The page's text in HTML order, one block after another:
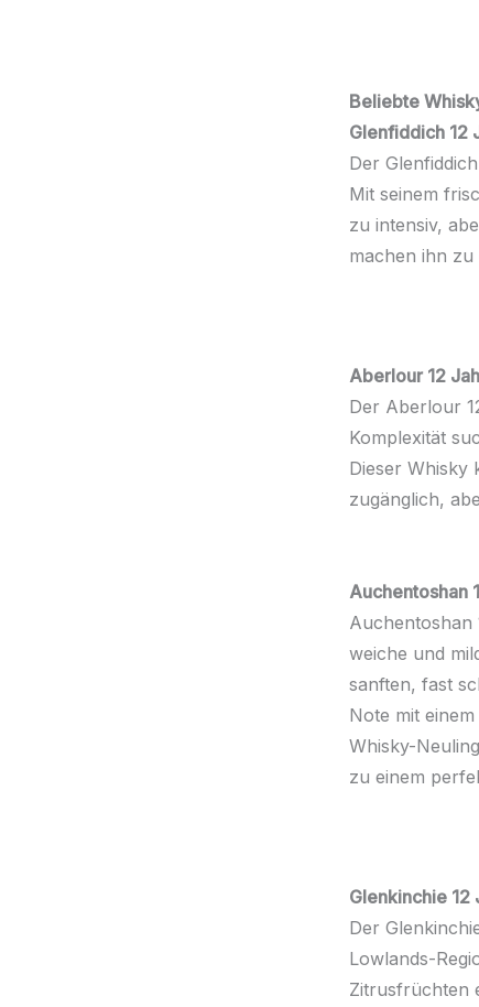
Beliebte
Glenfiddich 12
Der
Mit seinem
zu intensiv,
machen ihn
Aberlour 12
Der Aberlour
Komplexität
Dieser Whisky
zugänglich,
Auchentoshan
Auchentoshan
weiche und
sanften, fast
Note mit
Whisky-
zu einem
Glenkinchie 12
Der
Lowlands-
Zitrusfrüchten